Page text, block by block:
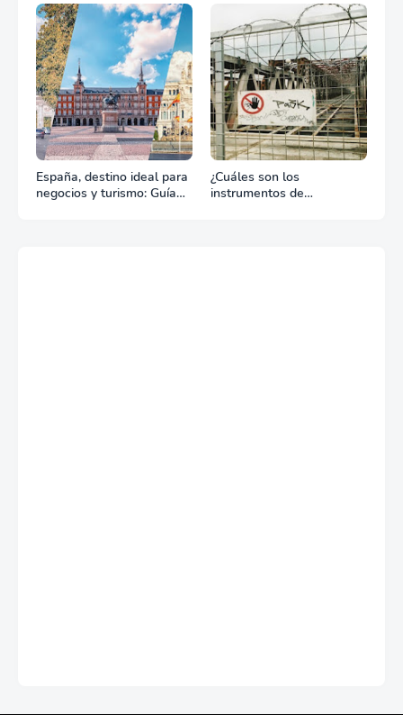
equipos define el éxito de
tu celebración
España, destino ideal para
negocios y turismo: Guía
¿Cuáles son los
instrumentos de